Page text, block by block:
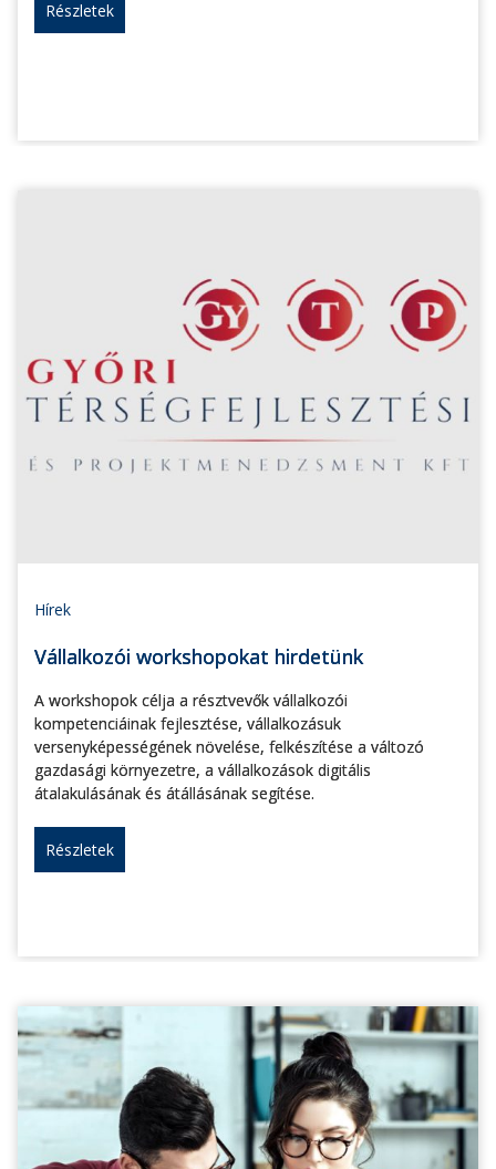
Részletek
Hírek
Vállalkozói workshopokat hirdetünk
A workshopok célja a résztvevők vállalkozói
kompetenciáinak fejlesztése, vállalkozásuk
versenyképességének növelése, felkészítése a változó
gazdasági környezetre, a vállalkozások digitális
átalakulásának és átállásának segítése.
Részletek